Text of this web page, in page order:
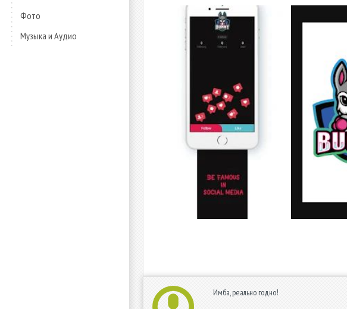
Фото
Музыка и Аудио
Имба, реально годно!